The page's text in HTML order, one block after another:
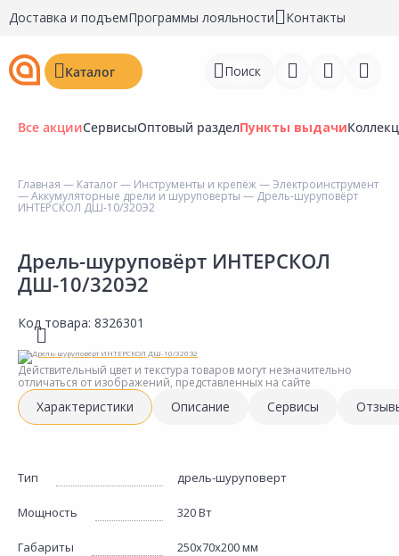
Доставка и подъемПрограммы лояльности Контакты
Каталог Поиск
Войти
Недавно просмотренные
товары
Все акцииСервисыОптовый разделПункты выдачи
Главная — Каталог— Инструменты и крепёж—Электроинструмент
—Аккумуляторные дрели и шуруповерты — Дрель-шуруповёрт
ИНТЕРСКОЛ ДШ-10/320Э2
Дрель-шуруповёрт ИНТЕРСКОЛ
ДШ-10/320Э2
Код товара: 8326301
Действительный цвет и текстура товаров могут незначительно
отличаться от изображений, представленных на сайте
Характеристики Описание Сервисы
Тип дрель-шуруповерт
Мощность 320 Вт
Габариты 250х70х200 мм